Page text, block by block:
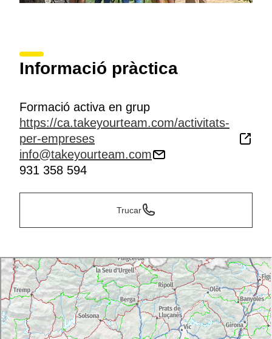
Informació pràctica
Formació activa en grup
https://ca.takeyourteam.com/activitats-
per-empreses
info@takeyourteam.com
931 358 594
Trucar